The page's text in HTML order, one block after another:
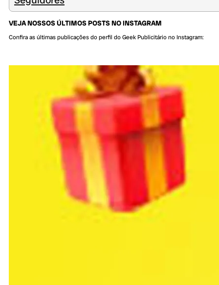
VEJA NOSSOS ÚLTIMOS POSTS NO INSTAGRAM
Confira as últimas publicações do perfil do Geek Publicitário no Instagram: